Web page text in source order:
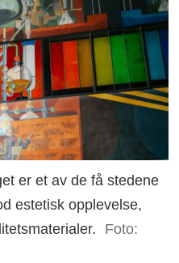
er et av de få stedene
estetisk opplevelse,
Foto: